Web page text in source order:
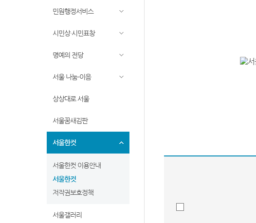
민원행정서비스
시민상·시민표창
명예의 전당
서울 나눔-이음
상상대로 서울
서울꿈새김판
서울한컷
서울한컷 이용안내
서울한컷
저작권보호정책
서울갤러리